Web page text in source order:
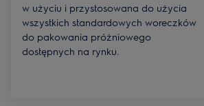
w użyciu i przystosowana do użycia
wszystkich standardowych woreczków
do pakowania próżniowego
dostępnych na rynku.